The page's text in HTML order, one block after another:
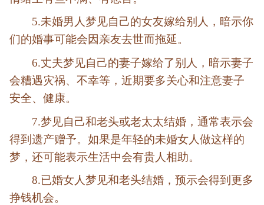
5.未婚男人梦见自己的女友嫁给别人，暗示你
们的婚事可能会因亲友去世而拖延。
6.丈夫梦见自己的妻子嫁给了别人，暗示妻子
会糟遇灾祸、不幸等，近期要多关心和注意妻子
安全、健康。
7.梦见自己和老头或老太太结婚，通常表示会
得到遗产赠予。如果是年轻的未婚女人做这样的
梦，还可能表示生活中会有贵人相助。
8.已婚女人梦见和老头结婚，预示会得到更多
挣钱机会。